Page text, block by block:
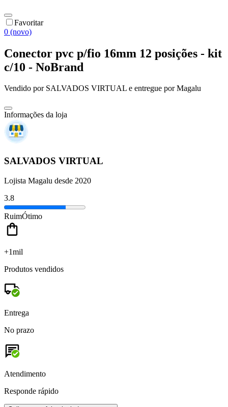
Favoritar
0 (novo)
Conector pvc p/fio 16mm 12 posições - kit
c/10 - NoBrand
Vendido por SALVADOS VIRTUAL e entregue por Magalu
Informações da loja
SALVADOS VIRTUAL
Lojista Magalu desde 2020
3.8
RuimÓtimo
+1mil
Produtos vendidos
Entrega
No prazo
Atendimento
Responde rápido